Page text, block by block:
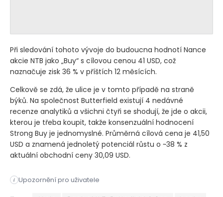
Při sledování tohoto vývoje do budoucna hodnotí Nance
akcie NTB jako „Buy“ s cílovou cenou 41 USD, což
naznačuje zisk 36 % v příštích 12 měsících.
Celkově se zdá, že ulice je v tomto případě na straně
býků. Na společnost Butterfield existují 4 nedávné
recenze analytiků a všichni čtyři se shodují, že jde o akcii,
kterou je třeba koupit, takže konsenzuální hodnocení
Strong Buy je jednomyslné. Průměrná cílová cena je 41,50
USD a znamená jednoletý potenciál růstu o ~38 % z
aktuální obchodní ceny 30,09 USD.
i Upozornění pro uživatele